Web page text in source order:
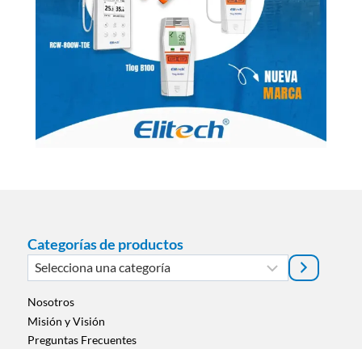
Categorías de productos
Selecciona
una
categoría
Nosotros
Misión y Visión
Preguntas Frecuentes